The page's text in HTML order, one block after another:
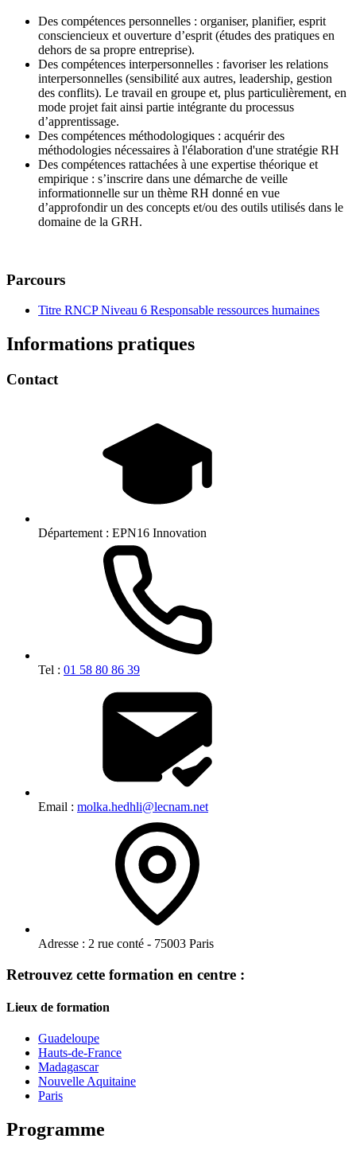
Des compétences personnelles : organiser, planifier, esprit
consciencieux et ouverture d’esprit (études des pratiques en
dehors de sa propre entreprise).
Des compétences interpersonnelles : favoriser les relations
interpersonnelles (sensibilité aux autres, leadership, gestion
des conflits). Le travail en groupe et, plus particulièrement, en
mode projet fait ainsi partie intégrante du processus
d’apprentissage.
Des compétences méthodologiques : acquérir des
méthodologies nécessaires à l'élaboration d'une stratégie RH
Des compétences rattachées à une expertise théorique et
empirique : s’inscrire dans une démarche de veille
informationnelle sur un thème RH donné en vue
d’approfondir un des concepts et/ou des outils utilisés dans le
domaine de la GRH.
Parcours
Titre RNCP Niveau 6 Responsable ressources humaines
Informations pratiques
Contact
Département : EPN16 Innovation
Tel : 01 58 80 86 39
Email : molka.hedhli@lecnam.net
Adresse : 2 rue conté - 75003 Paris
Retrouvez cette formation en centre :
Lieux de formation
Guadeloupe
Hauts-de-France
Madagascar
Nouvelle Aquitaine
Paris
Programme